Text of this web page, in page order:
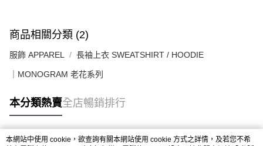
商品相關分類 (2)
服飾 APPAREL 長袖上衣 SWEATSHIRT / HOODIE
｜MONOGRAM 老花系列
本分類熱賣全店暢銷排行
本網站中使用 cookie，欲查詢有關本網站使用 cookie 方式之詳情，及若您不希